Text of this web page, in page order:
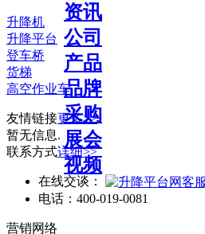
资讯
公司
产品
品牌
采购
展会
视频
升降机
升降平台
登车桥
货梯
高空作业车
友情链接更多>>
暂无信息.
联系方式详细>>
在线交谈：
电话： 400-019-0081
营销网络